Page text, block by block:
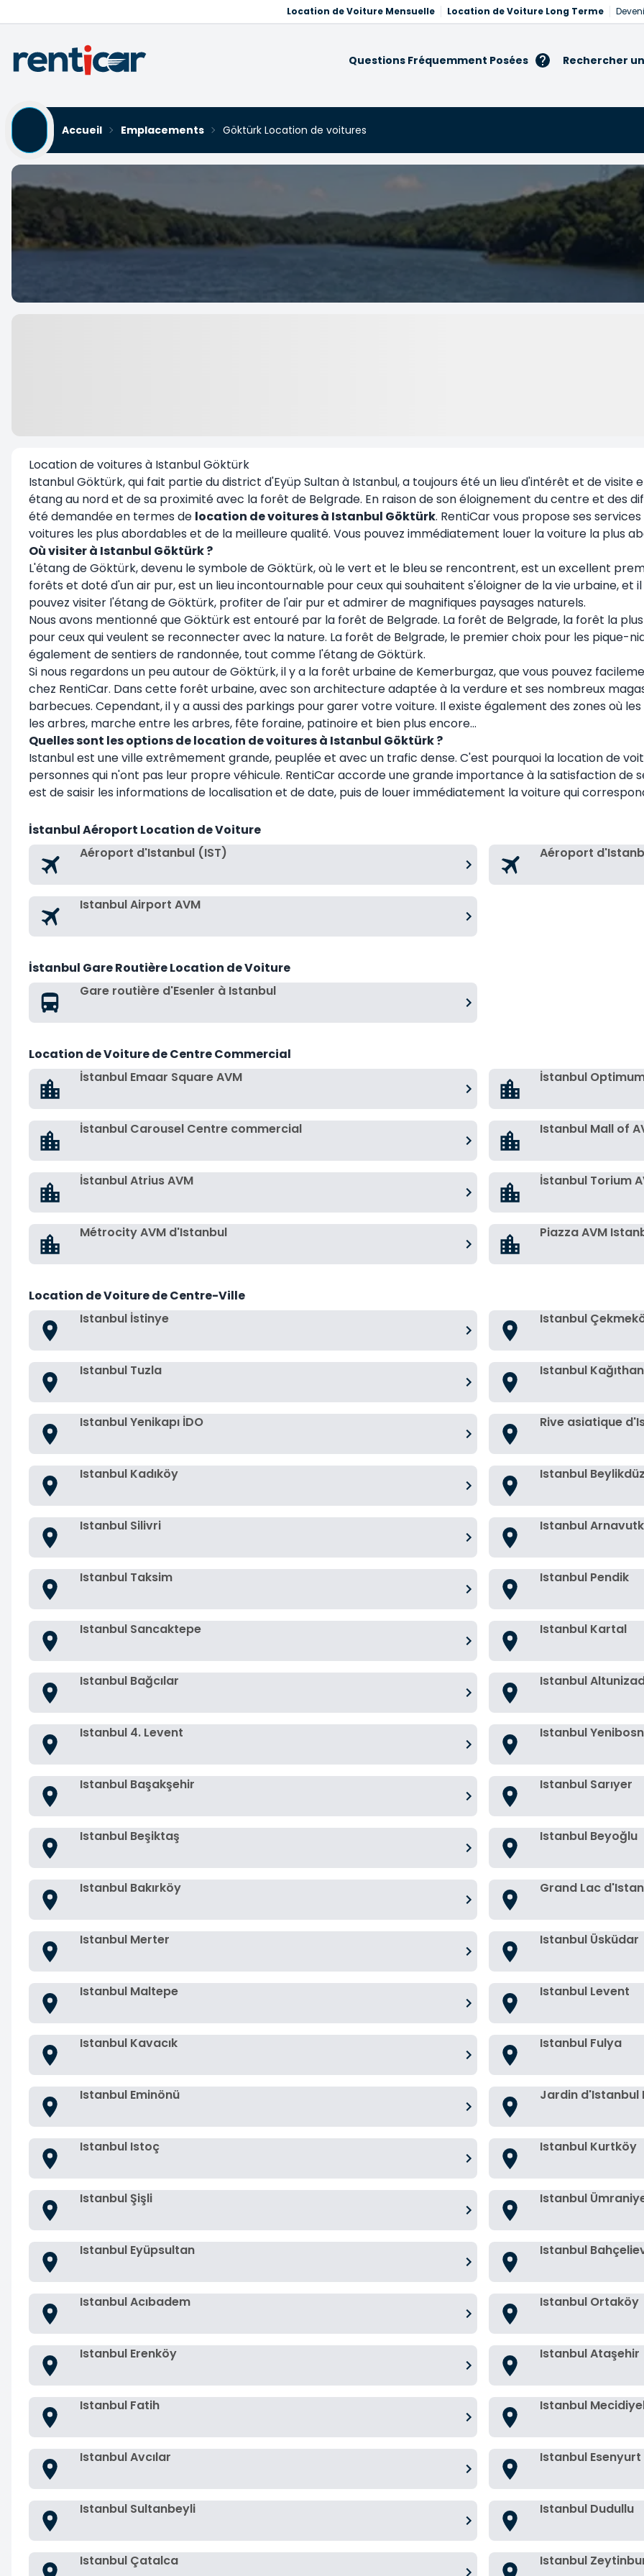
Location de Voiture Mensuelle Location de Voiture Long Terme
Questions Fréquemment Posées Rechercher
Accueil
Emplacements Göktürk Location de voitures
Location de voitures à Istanbul Göktürk
Istanbul Göktürk, qui fait partie du district d'Eyüp Sultan à Istanbul, a toujours été un lieu d'intérêt et de visite
étang au nord et de sa proximité avec la forêt de Belgrade. En raison de son éloignement du centre et des
été demandée en termes de location de voitures à Istanbul Göktürk. RentiCar vous propose ses
voitures les plus abordables et de la meilleure qualité. Vous pouvez immédiatement louer la voiture la plus
Où visiter à Istanbul Göktürk ?
L'étang de Göktürk, devenu le symbole de Göktürk, où le vert et le bleu se rencontrent, est un excellent
forêts et doté d'un air pur, est un lieu incontournable pour ceux qui souhaitent s'éloigner de la vie urbaine, et
pouvez visiter l'étang de Göktürk, profiter de l'air pur et admirer de magnifiques paysages naturels.
Nous avons mentionné que Göktürk est entouré par la forêt de Belgrade. La forêt de Belgrade, la forêt la
pour ceux qui veulent se reconnecter avec la nature. La forêt de Belgrade, le premier choix pour les pique-
également de sentiers de randonnée, tout comme l'étang de Göktürk.
Si nous regardons un peu autour de Göktürk, il y a la forêt urbaine de Kemerburgaz, que vous pouvez
chez RentiCar. Dans cette forêt urbaine, avec son architecture adaptée à la verdure et ses nombreux
barbecues. Cependant, il y a aussi des parkings pour garer votre voiture. Il existe également des zones où
les arbres, marche entre les arbres, fête foraine, patinoire et bien plus encore...
Quelles sont les options de location de voitures à Istanbul Göktürk ?
Istanbul est une ville extrêmement grande, peuplée et avec un trafic dense. C'est pourquoi la location de
personnes qui n'ont pas leur propre véhicule. RentiCar accorde une grande importance à la satisfaction de
est de saisir les informations de localisation et de date, puis de louer immédiatement la voiture qui
İstanbul Aéroport Location de Voiture
Aéroport d'Istanbul (IST)
Aéroport
Istanbul Airport AVM
İstanbul Gare Routière Location de Voiture
Gare routière d'Esenler à Istanbul
Location de Voiture de Centre Commercial
İstanbul Emaar Square AVM
İstanbul
İstanbul Carousel Centre commercial Istanbul Mall of
İstanbul Atrius AVM İstanbul Torium
Métrocity AVM d'Istanbul Piazza AVM
Location de Voiture de Centre-Ville
Istanbul İstinye
Istanbul
Istanbul Tuzla Istanbul
Istanbul Yenikapı İDO Rive asiatique
Istanbul Kadıköy Istanbul
Istanbul Silivri Istanbul
Istanbul Taksim Istanbul Pendik
Istanbul Sancaktepe Istanbul Kartal
Istanbul Bağcılar Istanbul
Istanbul 4. Levent Istanbul
Istanbul Başakşehir Istanbul Sarıyer
Istanbul Beşiktaş Istanbul Beyoğlu
Istanbul Bakırköy Grand Lac
Istanbul Merter Istanbul Üsküdar
Istanbul Maltepe Istanbul Levent
Istanbul Kavacık Istanbul Fulya
Istanbul Eminönü Jardin d'Istanbul
Istanbul Istoç Istanbul Kurtköy
Istanbul Şişli Istanbul
Istanbul Eyüpsultan Istanbul
Istanbul Acıbadem Istanbul Ortaköy
Istanbul Erenköy Istanbul Ataşehir
Istanbul Fatih Istanbul
Istanbul Avcılar Istanbul Esenyurt
Istanbul Sultanbeyli Istanbul Dudullu
Istanbul Çatalca Istanbul